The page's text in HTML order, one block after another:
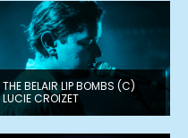
THE BELAIR LIP BOMBS (C)
LUCIE CROIZET